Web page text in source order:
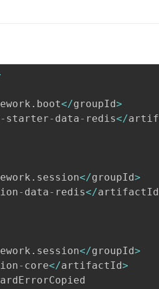
. boot</groupId>
- starter- data- redis</
. session</groupId>
- data- redis</artifactId
. session</groupId>
- core</artifactId>